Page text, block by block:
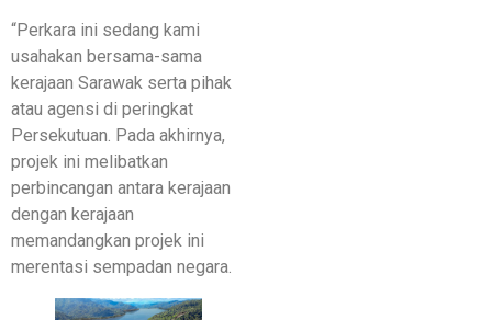
“Perkara ini sedang kami
usahakan bersama-sama
kerajaan Sarawak serta pihak
atau agensi di peringkat
Persekutuan. Pada akhirnya,
projek ini melibatkan
perbincangan antara kerajaan
dengan kerajaan
memandangkan projek ini
merentasi sempadan negara.